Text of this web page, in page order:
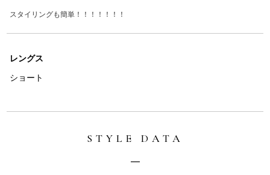
スタイリングも簡単！！！！！！！
レングス
ショート
STYLE DATA